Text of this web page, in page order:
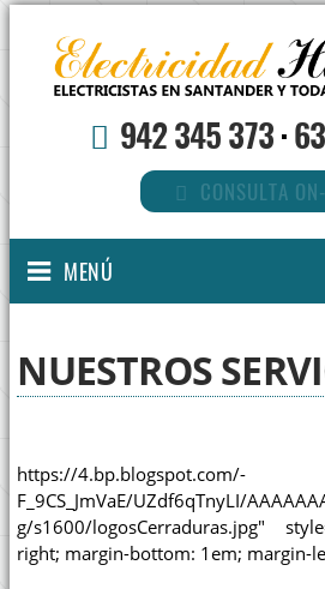
942 345 373·
CONSULTA
MENÚ
NUESTROS
https://4.bp.blogspot.com/-
F_9CS_JmVaE/UZdf6qTnyLI/
g/s1600/logosCerraduras.jpg"
right; margin-bottom: 1em; margin-